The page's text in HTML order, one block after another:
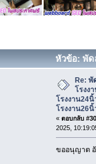
หัวข้อ: พัด
ดลมโรงงาน30นิ้ว (อ่าน
Re:
โรงง
โรงงาน24
โรงงาน26
« ตอบกลับ
2025,
ขออนุญาต